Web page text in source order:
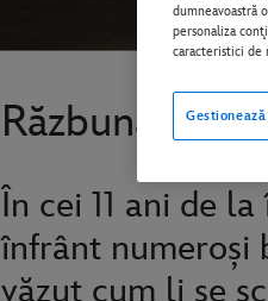
Răzbunătorii:
În cei 11 ani de
înfrânt numeroși
văzut cum li se
dumneavoastră
personaliza
caracteristici de